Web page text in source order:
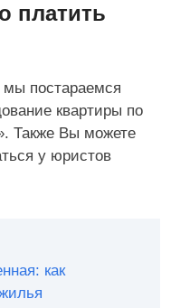
платить
мы постараемся
квартиры по
Также Вы можете
у юристов
как